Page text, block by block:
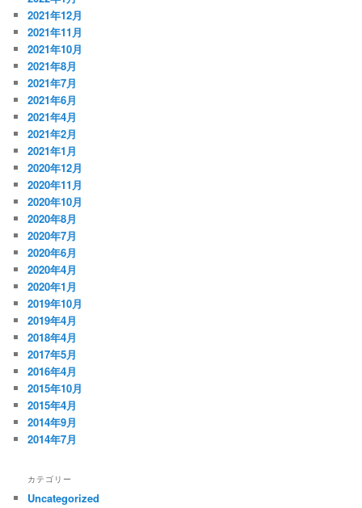
2021年12月
2021年11月
2021年10月
2021年8月
2021年7月
2021年6月
2021年4月
2021年2月
2021年1月
2020年12月
2020年11月
2020年10月
2020年8月
2020年7月
2020年6月
2020年4月
2020年1月
2019年10月
2019年4月
2018年4月
2017年5月
2016年4月
2015年10月
2015年4月
2014年9月
2014年7月
カテゴリー
Uncategorized